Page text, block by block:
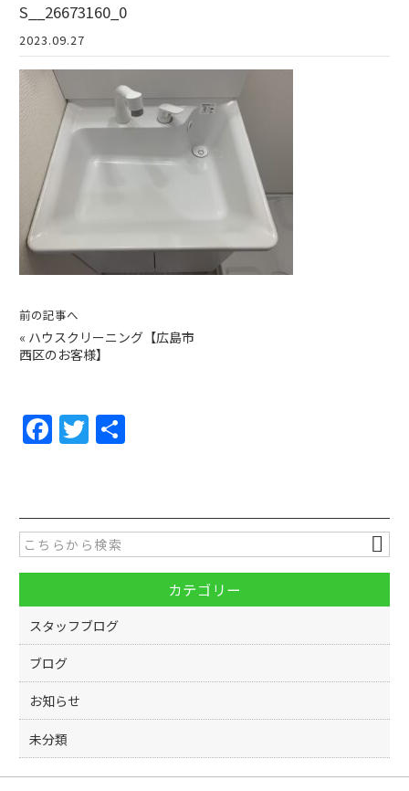
S__26673160_0
2023.09.27
前の記事へ
« ハウスクリーニング【広島市
西区のお客様】
F
e
b
o
o
k
T
er
カテゴリー
スタッフブログ
ブログ
お知らせ
未分類